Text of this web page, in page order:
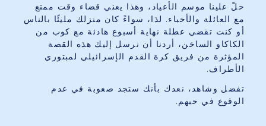
حلّ علينا موسم الأعياد، وهذا يعني قضاء وقت ممتع
مع العائلة والأحباء. لذا، سواءً كان منزلك مليئًا بالناس
أو كنت تقضي عطلة نهاية أسبوع هادئة مع كوب من
الكاكاو الساخن، أردنا أن نرسل إليك هذه القصة
المؤثرة من فريق كرة القدم الإسرائيلي لمبتوري
الأطراف.
تفضل وشاهد، نعدك بأنك ستجد صعوبة في عدم
الوقوع في حبهم.